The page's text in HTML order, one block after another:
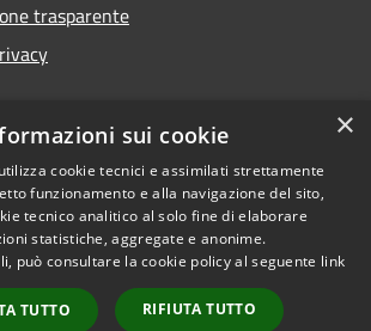
trasparente
di accessibilità
Copyright © 2026 • Comune di
Municipium•
Accesso
×
sui cookie
cookie tecnici e assimilati strettamente
funzionamento e alla navigazione del sito,
tecnico analitico al solo fine di elaborare
statistiche, aggregate e anonime.
può consultare la cookie policy al seguente link
TUTTO RIFIUTA TUTTO